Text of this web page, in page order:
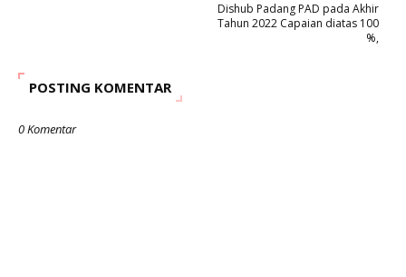
Dishub Padang PAD pada Akhir
Tahun 2022 Capaian diatas 100
%,
POSTING KOMENTAR
0 Komentar